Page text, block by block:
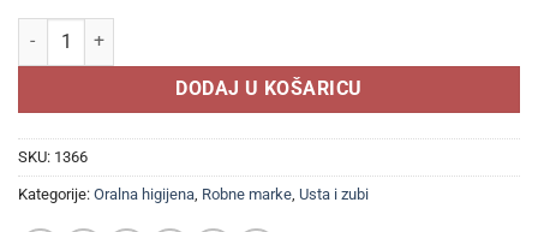
Oral-B Dječija četkica za zube 0-2 godine količina
DODAJ U KOŠARICU
SKU: 1366
Kategorije: Oralna higijena Robne marke Usta i zubi